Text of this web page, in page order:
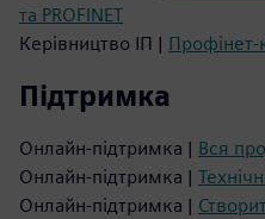
та PROFINET
Керівництво ІП | Профінет-
Підтримка
Онлайн-підтримка | Вся
Онлайн-підтримка |
Онлайн-підтримка |